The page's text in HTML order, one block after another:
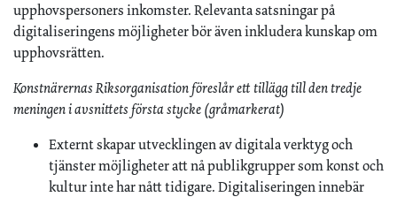
upphovspersoners inkomster. Relevanta satsningar på
digitaliseringens möjligheter bör även inkludera kunskap om
upphovsrätten.
Konstnärernas Riksorganisation föreslår ett tillägg till den tredje
meningen i avsnittets första stycke (gråmarkerat)
Externt skapar utvecklingen av digitala verktyg och
tjänster möjligheter att nå publikgrupper som konst och
kultur inte har nått tidigare. Digitaliseringen innebär